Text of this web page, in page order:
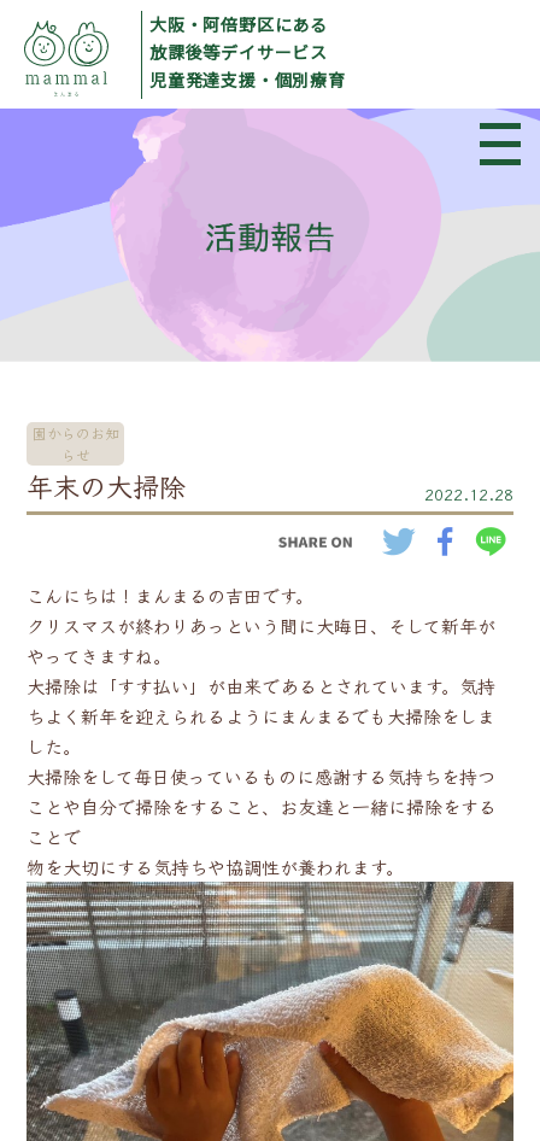
大阪・阿倍野区にある
放課後等デイサービス
児童発達支援・個別療育
園からのお知
らせ
年末の大掃除 2022.12.28
こんにちは！まんまるの吉田です。
クリスマスが終わりあっという間に大晦日、そして新年が
やってきますね。
大掃除は「すす払い」が由来であるとされています。気持
ちよく新年を迎えられるようにまんまるでも大掃除をしま
した。
大掃除をして毎日使っているものに感謝する気持ちを持つ
ことや自分で掃除をすること、お友達と一緒に掃除をする
ことで
物を大切にする気持ちや協調性が養われます。